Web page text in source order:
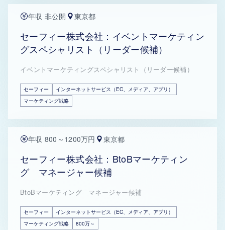
年収 非公開 東京都
セーフィー株式会社：イベントマーケティン
グスペシャリスト（リーダー候補）
イベントマーケティングスペシャリスト（リーダー候補）
セーフィー
インターネットサービス（EC、メディア、アプリ）
マーケティング戦略
年収 800～1200万円 東京都
セーフィー株式会社：BtoBマーケティン
グ マネージャー候補
BtoBマーケティング マネージャー候補
セーフィー
インターネットサービス（EC、メディア、アプリ）
マーケティング戦略
800万～